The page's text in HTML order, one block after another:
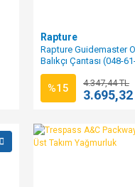
Rapture
Rapture Guidemaster
Balıkçı Çantası (048-
%15 4.347,44 TL